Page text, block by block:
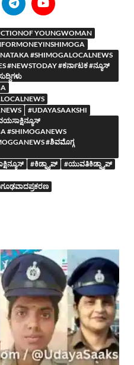
YOUNGWOMAN
#SHIMOGALOCALNEWS
#NEWSTODAY #ಕರ್ನಾಟಕ #ನ್ಯೂಸ್
#UDAYASAAKSHI
#SHIMOGANEWS
#ಶಿವಮೊಗ್ಗ
#ಕಿಡ್ನ್ಯಾಪ್
#ಯುವತಿಕಿಡ್ನ್ಯಾಪ್